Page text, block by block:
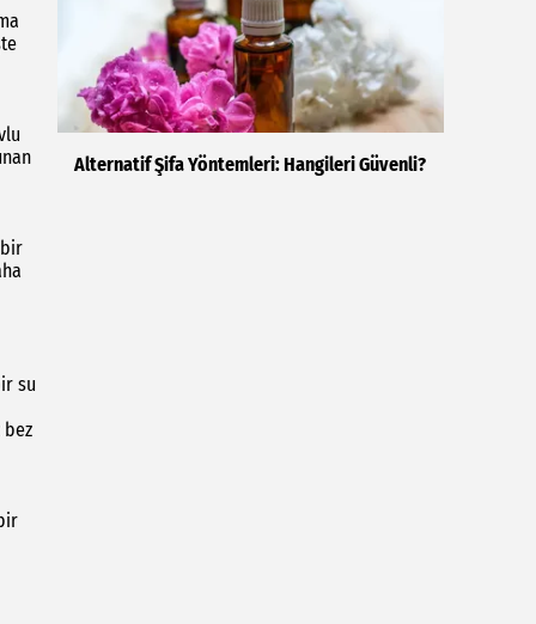
su
bez
Alternatif Şifa Yöntemleri: Hangileri Güvenli?